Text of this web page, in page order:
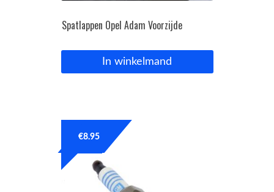
Spatlappen Opel Adam Voorzijde
In winkelmand
€8.95